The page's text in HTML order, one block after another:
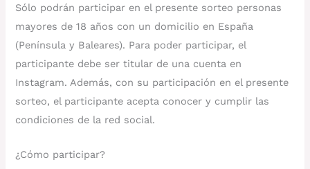
Sólo podrán participar en el presente sorteo personas
mayores de 18 años con un domicilio en España
(Península y Baleares). Para poder participar, el
participante debe ser titular de una cuenta en
Instagram. Además, con su participación en el presente
sorteo, el participante acepta conocer y cumplir las
condiciones de la red social.
¿Cómo participar?